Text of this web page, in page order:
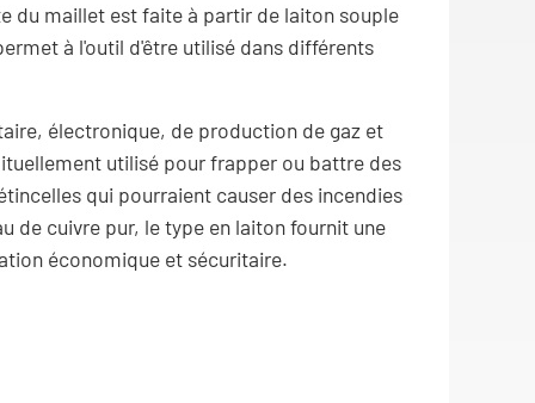
du maillet est faite à partir de laiton souple
à l'outil d'être utilisé dans différents
électronique, de production de gaz et
utilisé pour frapper ou battre des
qui pourraient causer des incendies
de cuivre pur, le type en laiton fournit une
économique et sécuritaire.